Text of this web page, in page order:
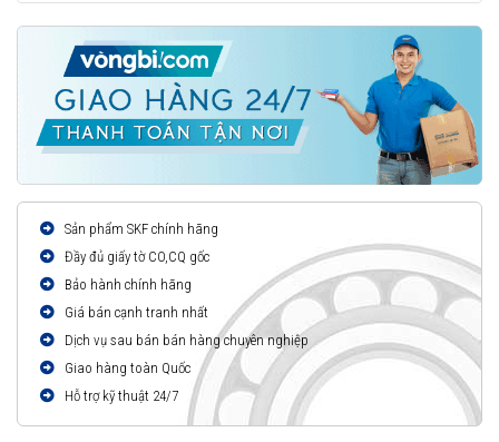
Sản phẩm SKF chính hãng
Đầy đủ giấy tờ CO,CQ gốc
Bảo hành chính hãng
Giá bán cạnh tranh nhất
Dịch vụ sau bán bán hàng chuyên nghiệp
Giao hàng toàn Quốc
Hỗ trợ kỹ thuật 24/7